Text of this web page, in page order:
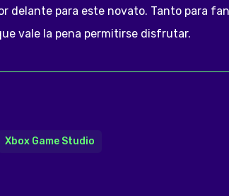
delante para este novato. Tanto para
vale la pena permitirse disfrutar.
Xbox Game Studio